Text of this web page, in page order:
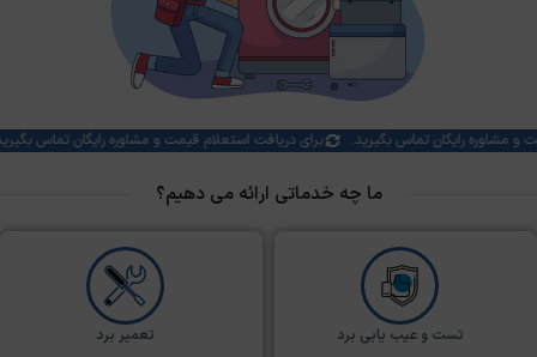
برای دریافت استعلام قیمت و مشاوره قیمت و مشاوره رایگان تماس بگیرید.
ما چه خدماتی ارائه می دهیم؟
تست و عیب یابی برد تعمیر برد